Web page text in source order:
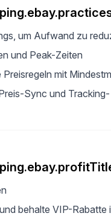
um Aufwand zu
und Peak-Zeiten
mit
Sync und Tracking-
behalte VIP-Rabatte